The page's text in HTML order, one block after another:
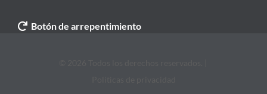
Botón de arrepentimiento